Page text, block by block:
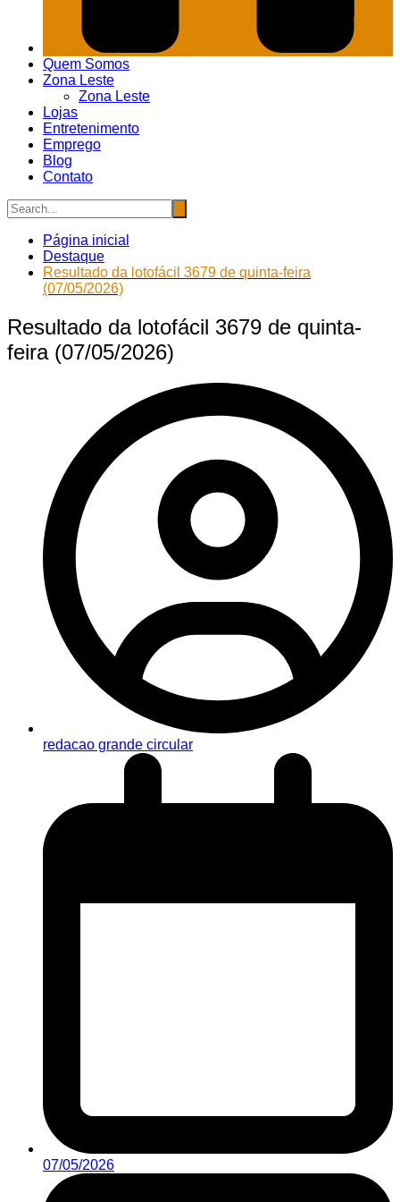
Quem Somos
Zona Leste
Zona Leste
Lojas
Entretenimento
Emprego
Blog
Contato
Página inicial
Destaque
Resultado da lotofácil 3679 de quinta-feira
(07/05/2026)
Resultado da lotofácil 3679 de quinta-
feira (07/05/2026)
redacao grande circular
07/05/2026